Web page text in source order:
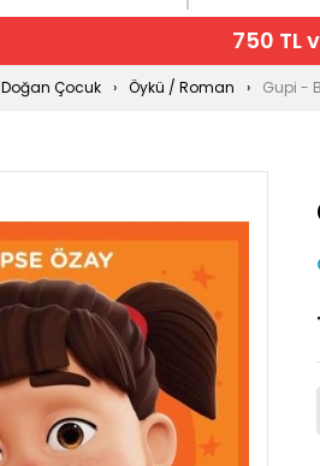
750 TL
Doğan Çocuk Öykü / Roman Gupi -